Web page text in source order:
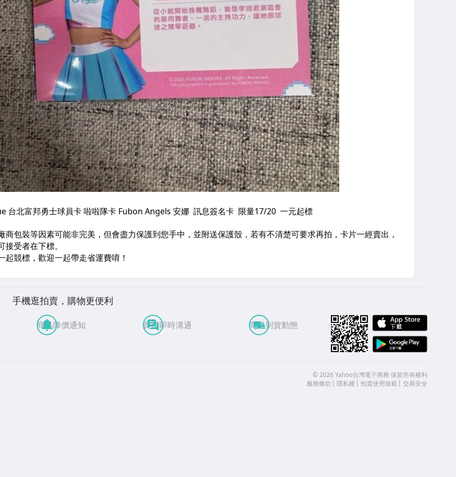
手機逛拍賣，購物更便利
商品降價通知 買賣即時溝通 商品到貨動態
©2026 Yahoo台灣電子商務 保留所有權利
服務條款
隱私權 拍賣使用規範 交易安全